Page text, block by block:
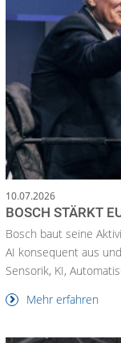
10.07.2026
BOSCH STÄRKT
Bosch baut seine
AI konsequent aus
Sensorik, KI,
Mehr erfahren